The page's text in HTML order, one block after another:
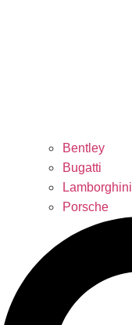
Bentley
Bugatti
Lamborghini
Porsche